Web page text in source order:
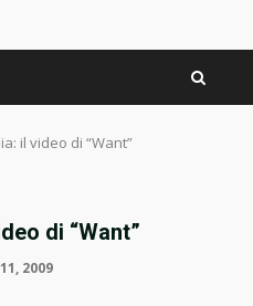
il video di “Want”
di “Want”
2009